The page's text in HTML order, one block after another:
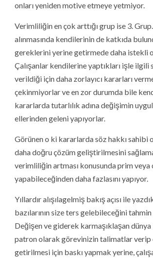
onları yeniden motive etmeye yetmiyor.
Verimliliğin en çok arttığı grup ise 3.
alınmasında kendilerinin de katkıda
gereklerini yerine getirmede daha istekli
Çalışanlar kendilerine yaptıkları işle ilgili
verildiği için daha zorlayıcı kararları
çekinmiyorlar ve en zor durumda bile
kararlarda tutarlılık adına değişimin
ellerinden geleni yapıyorlar.
Görünen o ki kararlarda söz hakkı sahibi
daha doğru çözüm geliştirilmesini
verimliliğin artması konusunda prim veya
yapabileceğinden daha fazlasını yapıyor.
Yıllardır alışılagelmiş bakış açısı ile
bazılarının size ters gelebileceğini
Değişen ve giderek karmaşıklaşan dünya
patron olarak görevinizin talimatlar verip
getirilmesi için baskı yapmak yerine,